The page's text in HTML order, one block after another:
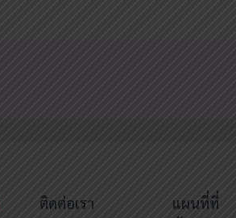
ติดต่อเรา
แผนที่ที่